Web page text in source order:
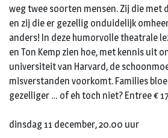
weg twee soorten mensen. Zij die met
en zij die er gezellig onduidelijk
anders! In deze humorvolle theatrale
en Ton Kemp zien hoe, met kennis uit
universiteit van Harvard, de
misverstanden voorkomt. Families
gezelliger … of eh toch niet? Entree €
dinsdag 11 december, 20.00 uur